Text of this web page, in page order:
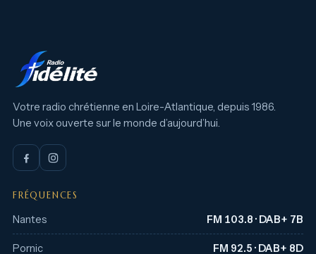
Votre radio chrétienne en Loire-Atlantique, depuis 1986.
Une voix ouverte sur le monde d’aujourd’hui.
FRÉQUENCES
Nantes FM 103.8 · DAB+ 7B
Pornic FM 92.5 · DAB+ 8D